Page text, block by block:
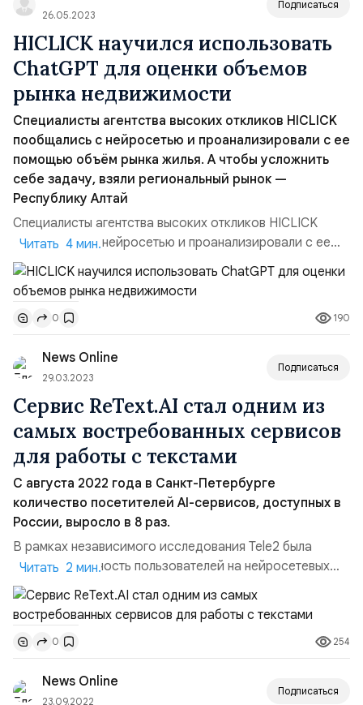
26.05.2023
Подписаться
HICLICK научился использовать
ChatGPT для оценки объемов
рынка недвижимости
Специалисты агентства высоких откликов HICLICK
пообщались с нейросетью и проанализировали с ее
помощью объём рынка жилья. А чтобы усложнить
себе задачу, взяли региональный рынок —
Республику Алтай
Специалисты агентства высоких откликов HICLICK
пообщались с нейросетью и проанализировали с ее
помощью объём рынка жилья. А чтобы усложнить себе
задачу, взяли региональный рынок — Республику Алтай.
ChatGPT стал неотъемлемым помощником экспертов
из разных сфер. Его способности применимы и в такой
специфической области как недвижимость. Для
риэлторов, бро...
Читать 4 мин.
0 190
News Online
29.03.2023
Подписаться
Сервис ReText.AI стал одним из
самых востребованных сервисов
для работы с текстами
С августа 2022 года в Санкт-Петербурге
количество посетителей AI-сервисов, доступных в
России, выросло в 8 раз.
В рамках независимого исследования Tele2 была
изучена активность пользователей на нейросетевых
ресурсах, создающих изображения, музыку и тексты с
помощью искусственного интеллекта. Анализ
проводился в регионах Северо-Запада, в
исследование вошли девять площадок: retext.ai,
soundraw.io, dream.ai, rudalle.ru, porfirevich.ru, smodin.io,
aiva.ai, mubert.com...
Читать 2 мин.
0 254
News Online
23.09.2022
Подписаться